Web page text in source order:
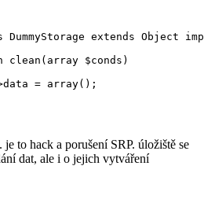
DummyStorage extends Object
to hack a porušení SRP. úložiště se
dat, ale i o jejich vytváření